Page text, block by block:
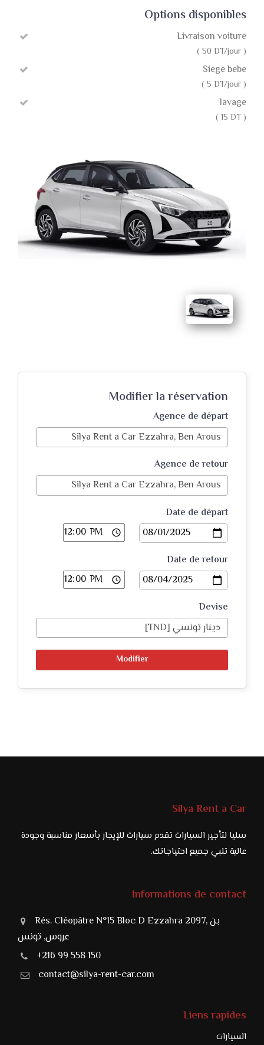
Options disponibles
Livraison voiture
( 50 DT/jour )
Siege bebe
( 5 DT/jour )
lavage
( 15 DT )
Modifier la réservation
Agence de départ
Agence de retour
Date de départ
Date de retour
Devise
Silya Rent a Car
سليا لتأجير السيارات تقدم سيارات للإيجار بأسعار مناسبة وجودة
عالية تلبي جميع احتياجاتك.
Informations de contact
Rés. Cléopâtre N°15 Bloc D Ezzahra 2097, بن
عروس, تونس
+216 99 558 150
contact@silya-rent-car.com
Liens rapides
السيارات